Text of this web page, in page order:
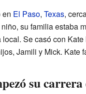
en El Paso, Texas,
niño, su familia estaba
Se casó con
Jamili y Mick. Kate
su